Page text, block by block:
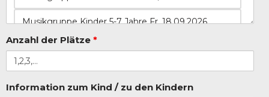
Anzahl der Plätze *
Information zum Kind / zu den Kindern